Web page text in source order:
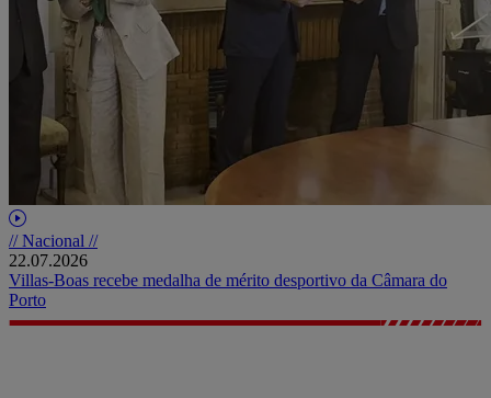
// Nacional //
22.07.2026
Villas-Boas recebe medalha de mérito desportivo da Câmara do
Porto